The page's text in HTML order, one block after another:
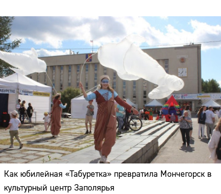
Как юбилейная «Табуретка» превратила Мончегорск в
культурный центр Заполярья